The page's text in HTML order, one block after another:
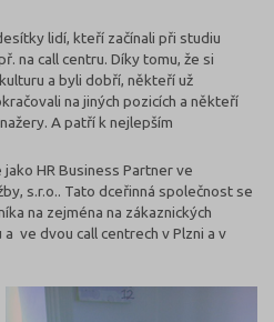
lidí, kteří začínali při studiu
na call centru. Díky tomu, že si
a byli dobří, někteří už
na jiných pozicích a někteří
A patří k nejlepším
jako HR Business Partner ve
s.r.o.. Tato dceřinná společnost se
na zejména na zákaznických
ve dvou call centrech v Plzni a v